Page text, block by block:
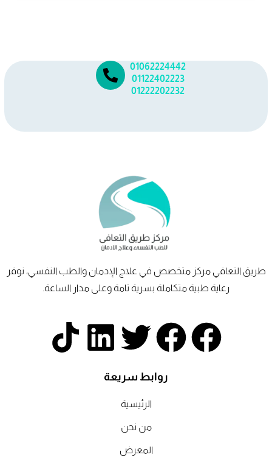
01062224442
01122402223
01222202232
طريق التعافي مركز متخصص في علاج الإدمان والطب النفسي، نوفر
رعاية طبية متكاملة بسرية تامة وعلى مدار الساعة.
F
F
a
T
w
i
t
L
T
روابط سريعة
الرئيسية
من نحن
المعرض